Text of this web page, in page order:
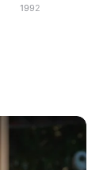
1992